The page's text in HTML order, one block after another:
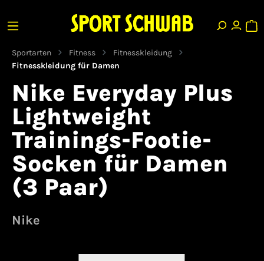
Sportarten Fitness
Fitnesskleidung
Fitnesskleidung für Damen
Nike Everyday Plus
Lightweight
Trainings-Footie-
Socken für Damen
(3 Paar)
Nike